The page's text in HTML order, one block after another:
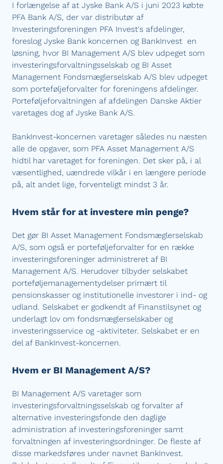
I forlængelse af at Jyske Bank A/S i juni 2023 købte
PFA Bank A/S, der var distributør af
Investeringsforeningen PFA Invest's afdelinger,
foreslog Jyske Bank koncernen og BankInvest en
løsning, hvor BI Management A/S blev udpeget som
investeringsforvaltningsselskab og BI Asset
Management Fondsmæglerselskab A/S blev udpeget
som porteføljeforvalter for foreningens afdelinger.
Porteføljeforvaltningen af afdelingen Danske Aktier
varetages dog af Jyske Bank A/S.
BankInvest-koncernen varetager således nu næsten
alle de opgaver, som PFA Asset Management A/S
hidtil har varetaget for foreningen. Det sker på, i al
væsentlighed, uændrede vilkår i en længere periode
på, alt andet lige, forventeligt mindst 3 år.
Hvem står for at investere min penge?
Det gør BI Asset Management Fondsmæglerselskab
A/S, som også er porteføljeforvalter for en række
investeringsforeninger administreret af BI
Management A/S. Herudover tilbyder selskabet
porteføljemanagementydelser primært til
pensionskasser og institutionelle investorer i ind- og
udland. Selskabet er godkendt af Finanstilsynet og
underlagt lov om fondsmæglerselskaber og
investeringsservice og -aktiviteter. Selskabet er en
del af BankInvest-koncernen.
Hvem er BI Management A/S?
BI Management A/S varetager som
investeringsforvaltningsselskab og forvalter af
alternative investeringsfonde den daglige
administration af investeringsforeninger samt
forvaltningen af investeringsordninger. De fleste af
disse markedsføres under navnet BankInvest.